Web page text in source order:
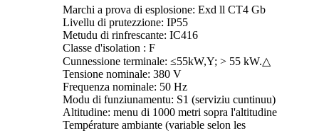
Marchi a prova di esplosione: Exd ll CT4 Gb
Livellu di prutezzione: IP55
Metudu di rinfrescante: IC416
Classe d'isolation : F
Cunnessione terminale: ≤55kW,Y; > 55 kW.△
Tensione nominale: 380 V
Frequenza nominale: 50 Hz
Modu di funziunamentu: S1 (serviziu cuntinuu)
Altitudine: menu di 1000 metri sopra l'altitudine
Température ambiante (variable selon les